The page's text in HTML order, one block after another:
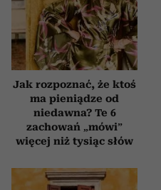
Jak rozpoznać, że ktoś
ma pieniądze od
niedawna? Te 6
zachowań „mówi”
więcej niż tysiąc słów